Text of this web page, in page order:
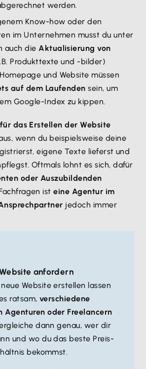
werden.
Know-how oder den
im Unternehmen musst du unter
auch dieAktualisierung von
Produkttexte und -bilder)
und Website müssen
auf dem Laufendensein, um
Google-Index zu kippen.
das Erstellen der Website
wenn du beispielsweise deine
eigene Texte lieferst und
Oftmals lohnt es sich, dafür
oder Auszubildenden
isteine Agentur im
jedoch immer
anfordern
Website erstellen lassen
ratsam, verschiedene
Agenturen oder Freelancern
dann genau, wer dir
und wo du das beste Preis-
bekommst.